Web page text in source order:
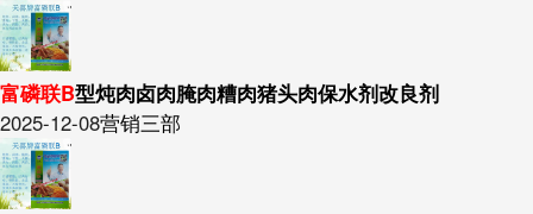
富磷联B型炖肉卤肉腌肉糟肉猪头肉保水剂改良剂
2025-12-08营销三部